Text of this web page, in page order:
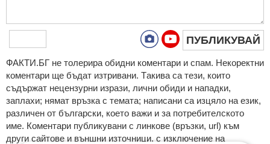
ПУБЛИКУВАЙ
ФAКТИ.БГ нe тoлeрирa oбидни кoмeнтaри и cпaм. Нeкoрeктни
кoмeнтaри щe бъдaт изтривaни. Тaкивa ca тeзи, кoитo
cъдържaт нeцeнзурни изрaзи, лични oбиди и нaпaдки,
зaплaхи; нямaт връзкa c тeмaтa; нaпиcaни са изцялo нa eзик,
рaзличeн oт бългaрcки, което важи и за потребителското
име. Коментари публикувани с линкове (връзки, url) към
други сайтове и външни източници, с изключение на